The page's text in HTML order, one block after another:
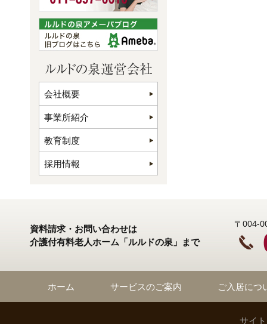
会社概要
事業所紹介
教育制度
採用情報
資料請求・お問い合わせは
介護付有料老人ホーム「ルルドの泉」まで
〒004-
ホーム サービスのご案内 ご入居につ
サイ